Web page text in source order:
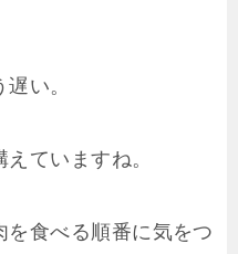
い。
ていますね。
を食べる順番に気をつ